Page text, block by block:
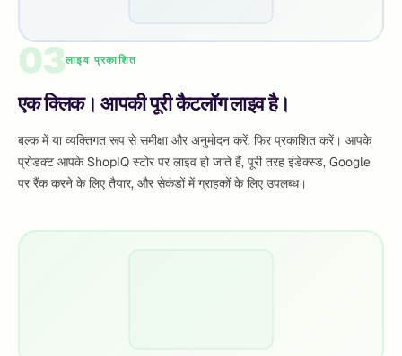
03लाइव प्रकाशित
एक क्लिक। आपकी पूरी कैटलॉग लाइव है।
बल्क में या व्यक्तिगत रूप से समीक्षा और अनुमोदन करें, फिर प्रकाशित करें। आपके
प्रोडक्ट आपके ShopIQ स्टोर पर लाइव हो जाते हैं, पूरी तरह इंडेक्स्ड, Google
पर रैंक करने के लिए तैयार, और सेकंडों में ग्राहकों के लिए उपलब्ध।